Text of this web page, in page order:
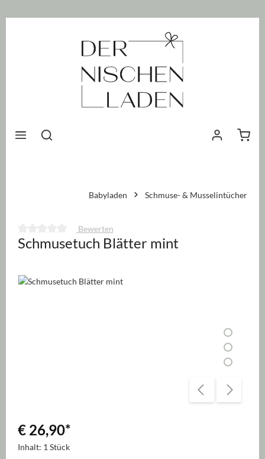
Babyladen Schmuse- & Musselintücher
Durchschnittliche Bewertung von 0 von 5 Sternen
Bewerten
Schmusetuch Blätter mint
Bildergalerie überspringen
€ 26,90*
Inhalt: 1 Stück